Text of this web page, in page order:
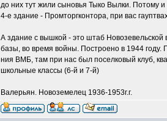
до них тут жили сыновья Тыко Вылки. Потому и
4-е здание - Промторгконтора, при вас
А здание с вышкой - это штаб Новозевельской
базы, во время войны. Построено в 1944
ния ВМБ, там при нас был поселковый клуб,
школьные классы (6-й и 7-й)
Валерьян. Новоземелец 1936-1953г.г.